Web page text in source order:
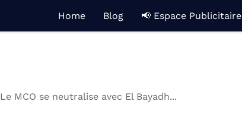
Home Blog 📢 Espace Publicitaire
Le MCO se neutralise avec El Bayadh...